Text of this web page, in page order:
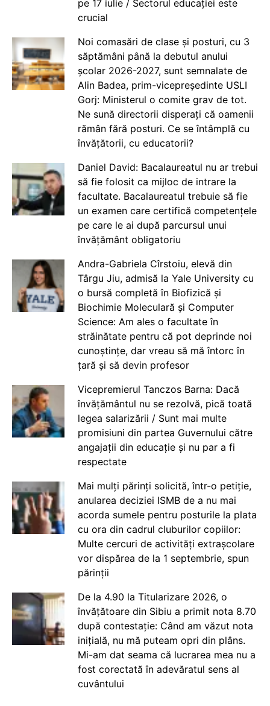
pe 17 iulie / Sectorul educației este
crucial
Noi comasări de clase și posturi, cu 3
săptămâni până la debutul anului
școlar 2026-2027, sunt semnalate de
Alin Badea, prim-vicepreședinte USLI
Gorj: Ministerul o comite grav de tot.
Ne sună directorii disperați că oamenii
rămân fără posturi. Ce se întâmplă cu
învățătorii, cu educatorii?
Daniel David: Bacalaureatul nu ar trebui
să fie folosit ca mijloc de intrare la
facultate. Bacalaureatul trebuie să fie
un examen care certifică competențele
pe care le ai după parcursul unui
învățământ obligatoriu
Andra-Gabriela Cîrstoiu, elevă din
Târgu Jiu, admisă la Yale University cu
o bursă completă în Biofizică și
Biochimie Moleculară și Computer
Science: Am ales o facultate în
străinătate pentru că pot deprinde noi
cunoștințe, dar vreau să mă întorc în
țară și să devin profesor
Vicepremierul Tanczos Barna: Dacă
învățământul nu se rezolvă, pică toată
legea salarizării / Sunt mai multe
promisiuni din partea Guvernului către
angajații din educație și nu par a fi
respectate
Mai mulți părinți solicită, într-o petiție,
anularea deciziei ISMB de a nu mai
acorda sumele pentru posturile la plata
cu ora din cadrul cluburilor copiilor:
Multe cercuri de activități extrașcolare
vor dispărea de la 1 septembrie, spun
părinții
De la 4.90 la Titularizare 2026, o
învățătoare din Sibiu a primit nota 8.70
după contestație: Când am văzut nota
inițială, nu mă puteam opri din plâns.
Mi-am dat seama că lucrarea mea nu a
fost corectată în adevăratul sens al
cuvântului